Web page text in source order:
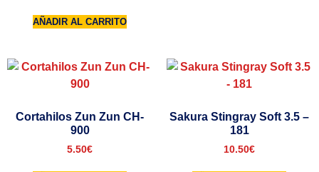
AÑADIR AL CARRITO
Cortahilos Zun Zun CH-
900
5.50€
Sakura Stingray Soft 3.5 –
181
10.50€